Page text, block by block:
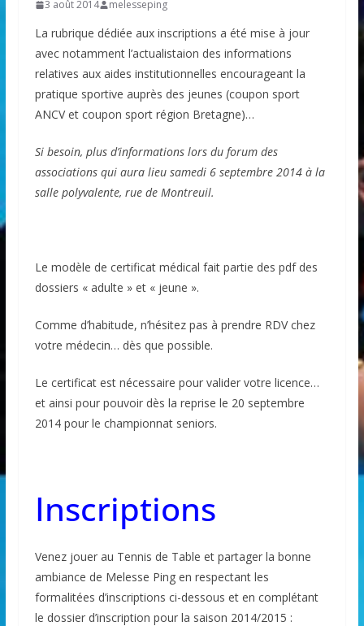
3 août 2014 melesseping
La rubrique dédiée aux inscriptions a été mise à jour
avec notamment l’actualistaion des informations
relatives aux aides institutionnelles encourageant la
pratique sportive auprès des jeunes (coupon sport
ANCV et coupon sport région Bretagne)…
Si besoin, plus d’informations lors du forum des
associations qui aura lieu samedi 6 septembre 2014 à la
salle polyvalente, rue de Montreuil.
Le modèle de certificat médical fait partie des pdf des
dossiers « adulte » et « jeune ».
Comme d’habitude, n’hésitez pas à prendre RDV chez
votre médecin… dès que possible.
Le certificat est nécessaire pour valider votre licence…
et ainsi pour pouvoir dès la reprise le 20 septembre
2014 pour le championnat seniors.
Inscriptions
Venez jouer au Tennis de Table et partager la bonne
ambiance de Melesse Ping en respectant les
formalitées d’inscriptions ci-dessous et en complétant
le dossier d’inscription pour la saison 2014/2015 :